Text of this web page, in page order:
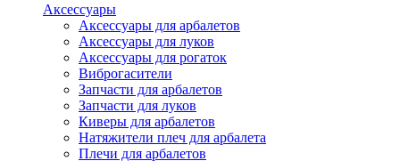
Аксессуары
Аксессуары для арбалетов
Аксессуары для луков
Аксессуары для рогаток
Виброгасители
Запчасти для арбалетов
Запчасти для луков
Киверы для арбалетов
Натяжители плеч для арбалета
Плечи для арбалетов